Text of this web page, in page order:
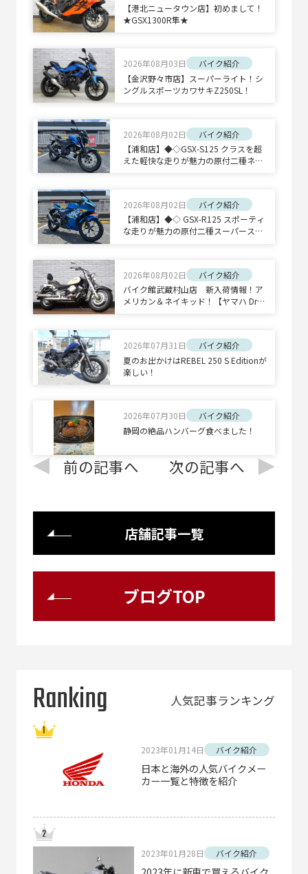
【港北ニュータウン店】初めまして！
★GSX1300R隼★
2026年08月03日
バイク紹介
【金沢野々市店】スーパーライト！シ
ングルスポーツカワサキZ250SL！
2026年08月02日
バイク紹介
【浦和店】◆◇GSX-S125 クラスを超
えた軽快な走りが魅力の原付二種ネイ
2026年08月02日
バイク紹介
【浦和店】◆◇ GSX-R125 スポーティ
な走りが魅力の原付二種スーパースポ
2026年08月02日
バイク紹介
バイク館武蔵村山店 新入荷情報！ア
メリカン＆ネイキッド！【ヤマハ Drag
2026年07月31日
バイク紹介
夏のお出かけはREBEL 250 S Editionが
楽しい！
2026年07月30日
バイク紹介
静岡の絶品ハンバーグ食べました！
前の記事へ
店舗記事一覧
次の記事へ
ブログTOP
Ranking 人気記事ランキング
2023年01月14日 バイク紹介
日本と海外の人気バイクメー
カー一覧と特徴を紹介
2023年01月28日 バイク紹介